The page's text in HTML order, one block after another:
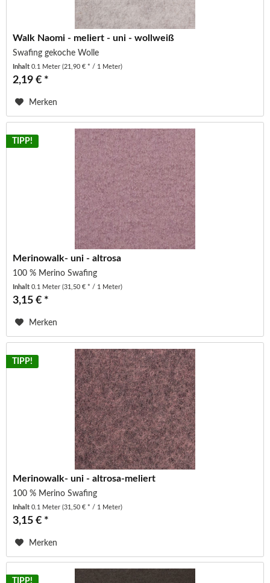
Walk Naomi - meliert - uni - wollweiß
Swafing gekoche Wolle
Inhalt0.1 Meter(21,90 € * / 1 Meter)
2,19 € *
Merken
TIPP!
Merinowalk- uni - altrosa
100 % Merino Swafing
Inhalt0.1 Meter(31,50 € * / 1 Meter)
3,15 € *
Merken
TIPP!
Merinowalk- uni - altrosa-meliert
100 % Merino Swafing
Inhalt0.1 Meter(31,50 € * / 1 Meter)
3,15 € *
Merken